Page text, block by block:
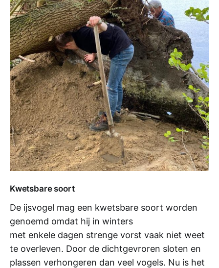
Kwetsbare soort
De ijsvogel mag een kwetsbare soort worden
genoemd omdat hij in winters
met enkele dagen strenge vorst vaak niet weet
te overleven. Door de dichtgevroren sloten en
plassen verhongeren dan veel vogels. Nu is het